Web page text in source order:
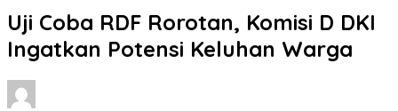
Uji Coba RDF Rorotan, Komisi D DKI
Ingatkan Potensi Keluhan Warga